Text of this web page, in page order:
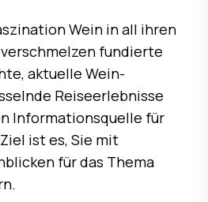
Wein in all ihren
fundierte
aktuelle Wein-
Reiseerlebnisse
Informationsquelle für
ist es, Sie mit
für das Thema